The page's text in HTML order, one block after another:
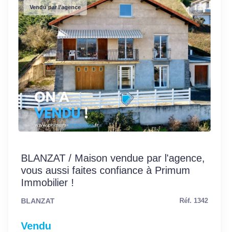
Vendu par l'agence
BLANZAT / Maison vendue par l'agence,
vous aussi faites confiance à Primum
Immobilier !
BLANZAT Réf. 1342
Vendu